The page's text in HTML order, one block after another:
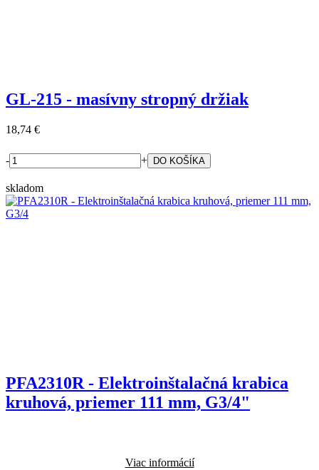
GL-215 - masívny stropný držiak
18,74 €
- +
skladom
PFA2310R - Elektroinštalačná krabica
kruhová, priemer 111 mm, G3/4"
Viac informácií